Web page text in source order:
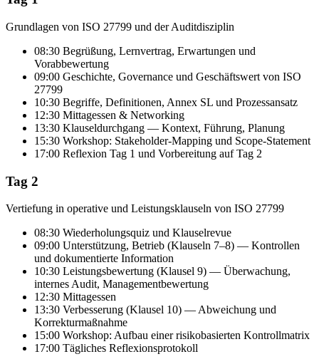
Grundlagen von ISO 27799 und der Auditdisziplin
08:30 Begrüßung, Lernvertrag, Erwartungen und
Vorabbewertung
09:00 Geschichte, Governance und Geschäftswert von ISO
27799
10:30 Begriffe, Definitionen, Annex SL und Prozessansatz
12:30 Mittagessen & Networking
13:30 Klauseldurchgang — Kontext, Führung, Planung
15:30 Workshop: Stakeholder-Mapping und Scope-Statement
17:00 Reflexion Tag 1 und Vorbereitung auf Tag 2
Tag 2
Vertiefung in operative und Leistungsklauseln von ISO 27799
08:30 Wiederholungsquiz und Klauselrevue
09:00 Unterstützung, Betrieb (Klauseln 7–8) — Kontrollen
und dokumentierte Information
10:30 Leistungsbewertung (Klausel 9) — Überwachung,
internes Audit, Managementbewertung
12:30 Mittagessen
13:30 Verbesserung (Klausel 10) — Abweichung und
Korrekturmaßnahme
15:00 Workshop: Aufbau einer risikobasierten Kontrollmatrix
17:00 Tägliches Reflexionsprotokoll